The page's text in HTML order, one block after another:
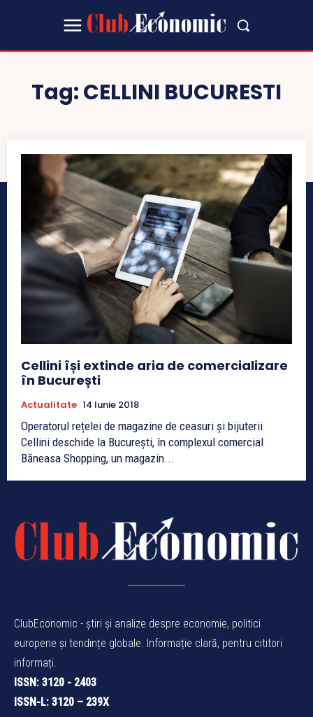
Tag:CELLINI BUCURESTI
Cellini își extinde aria de comercializare
în București
Actualitate 14 Iunie 2018
Operatorul rețelei de magazine de ceasuri și bijuterii
Cellini deschide la București, în complexul comercial
Băneasa Shopping, un magazin...
ClubEconomic - știri și analize despre economie, politici
europene și tendințe globale. Informație clară, pentru cititori
informați.
ISSN: 3120 - 2403
ISSN-L: 3120 – 239X